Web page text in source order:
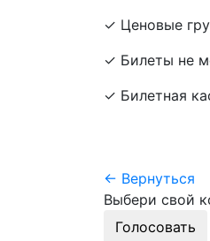
✓ Ценовые
✓ Билеты не
✓ Билетная
← Вернуться
Выбери свой
Голосовать